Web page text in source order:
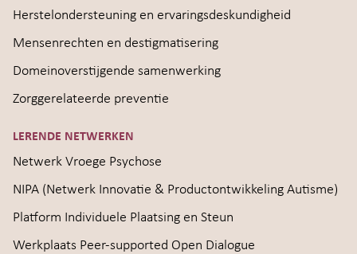
Herstelondersteuning en ervaringsdeskundigheid
Mensenrechten en destigmatisering
Domeinoverstijgende samenwerking
Zorggerelateerde preventie
LERENDE NETWERKEN
Netwerk Vroege Psychose
NIPA (Netwerk Innovatie & Productontwikkeling Autisme)
Platform Individuele Plaatsing en Steun
Werkplaats Peer-supported Open Dialogue